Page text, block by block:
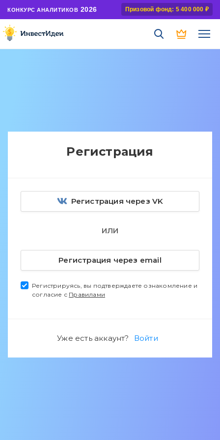
КОНКУРС АНАЛИТИКОВ 2026 Призовой фонд: 5 400 000 ₽
Регистрация
Регистрация через VK
ИЛИ
Регистрация через email
Регистрируясь, вы подтверждаете ознакомление и
согласие с Правилами
Уже есть аккаунт? Войти